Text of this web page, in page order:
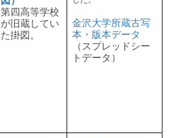
第四高等学校
が旧蔵してい
た掛図。
金沢大学所蔵古写
本・版本データ
（スプレッドシー
トデータ）